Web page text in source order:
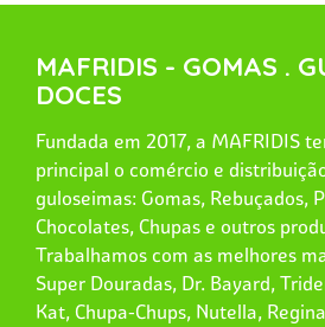
MAFRIDIS - GOMAS .
DOCES
Fundada em 2017, a MAFRIDIS
principal o comércio e
guloseimas: Gomas, Rebuçados,
Chocolates, Chupas e outros
Trabalhamos com as melhores
Super Douradas, Dr. Bayard,
Kat, Chupa-Chups, Nutella,